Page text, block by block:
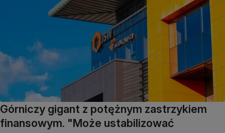
Górniczy gigant z potężnym zastrzykiem
finansowym. "Może ustabilizować